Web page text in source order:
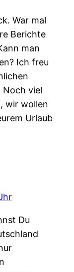
War mal
Berichte
man
Ich freu
Noch viel
wir wollen
Urlaub
Du